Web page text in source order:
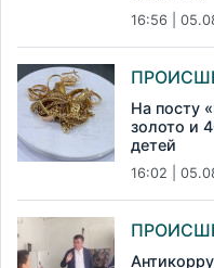
16:56 |
На посту
золото и
детей
16:02 |